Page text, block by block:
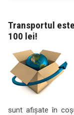
Transportul
100 lei!
sunt afişate în